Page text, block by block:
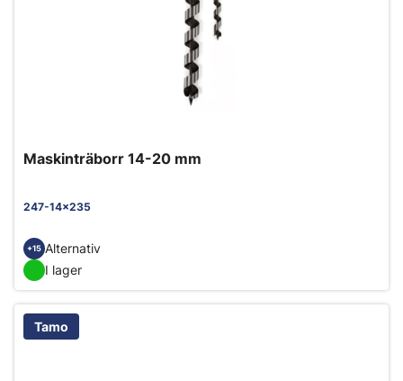
Maskinträborr 14-20 mm
247-14x235
+15 Alternativ
I lager
Tamo